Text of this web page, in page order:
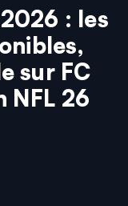
: les
sur FC
NFL 26